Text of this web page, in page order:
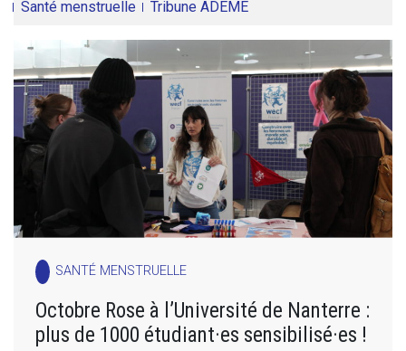
Santé menstruelle Tribune ADEME
SANTÉ MENSTRUELLE
Octobre Rose à l’Université de Nanterre :
plus de 1000 étudiant·es sensibilisé·es !